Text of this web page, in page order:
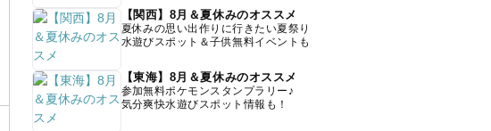
【関西】8月＆夏休みのオススメ
夏休みの思い出作りに行きたい夏祭り
水遊びスポット＆子供無料イベントも
【東海】8月＆夏休みのオススメ
参加無料ポケモンスタンプラリー♪
気分爽快水遊びスポット情報も！